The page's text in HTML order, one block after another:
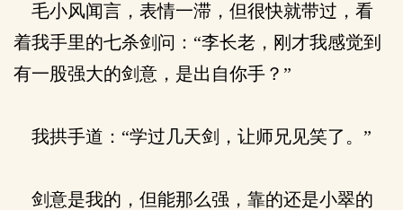
毛小风闻言，表情一滞，但很快就带过，看
着我手里的七杀剑问：“李长老，刚才我感觉到
有一股强大的剑意，是出自你手？”
我拱手道：“学过几天剑，让师兄见笑了。”
剑意是我的，但能那么强，靠的还是小翠的